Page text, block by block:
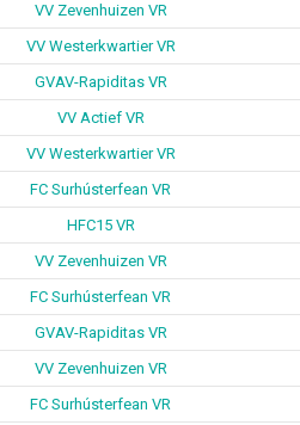
VV Zevenhuizen VR
VV Westerkwartier VR
GVAV-Rapiditas VR
VV Actief VR
VV Westerkwartier VR
FC Surhústerfean VR
HFC15 VR
VV Zevenhuizen VR
FC Surhústerfean VR
GVAV-Rapiditas VR
VV Zevenhuizen VR
FC Surhústerfean VR